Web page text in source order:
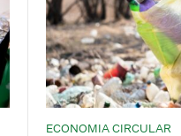
ECONOMIA CIRCULAR